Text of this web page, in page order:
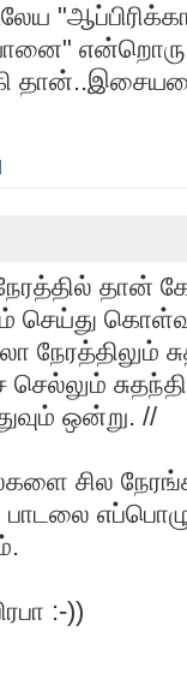
தான்
செய்து
நேரத்திலும்
செல்லும்
ஒன்று. //
சில
பாடலை
:-))